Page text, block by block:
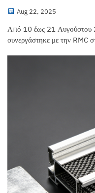
Aug 22, 2025
Από 10 έως 21
συνεργάστηκε με την RMC
45 νέοι ηλικίας 10–16